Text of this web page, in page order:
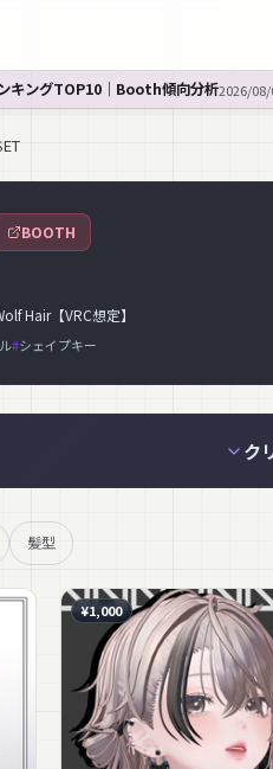
キングTOP10｜Booth傾向分析2026/08/
BOOTH
Hair【VRC想定】
#シェイプキー
ク
髪型
¥1,000